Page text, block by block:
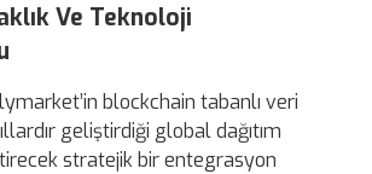
Ve Teknoloji
blockchain tabanlı veri
geliştirdiği global dağıtım
stratejik bir entegrasyon